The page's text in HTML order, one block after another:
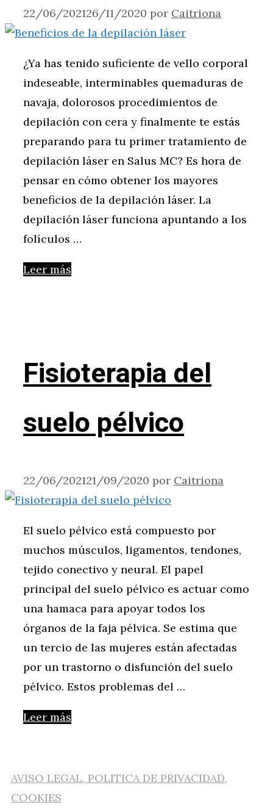
22/06/202126/11/2020 por Caitriona
¿Ya has tenido suficiente de vello corporal
indeseable, interminables quemaduras de
navaja, dolorosos procedimientos de
depilación con cera y finalmente te estás
preparando para tu primer tratamiento de
depilación láser en Salus MC? Es hora de
pensar en cómo obtener los mayores
beneficios de la depilación láser. La
depilación láser funciona apuntando a los
folículos …
Leer más
Fisioterapia del
suelo pélvico
22/06/202121/09/2020 por Caitriona
El suelo pélvico está compuesto por
muchos músculos, ligamentos, tendones,
tejido conectivo y neural. El papel
principal del suelo pélvico es actuar como
una hamaca para apoyar todos los
órganos de la faja pélvica. Se estima que
un tercio de las mujeres están afectadas
por un trastorno o disfunción del suelo
pélvico. Estos problemas del …
Leer más
AVISO LEGAL, POLITICA DE PRIVACIDAD,
COOKIES